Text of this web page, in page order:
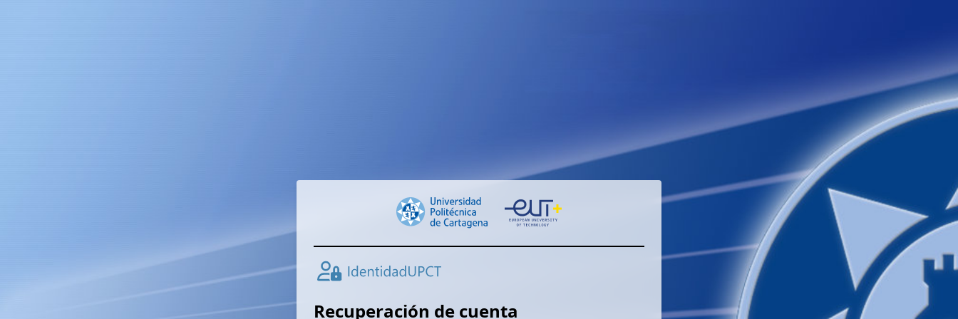
Recuperación de cuenta